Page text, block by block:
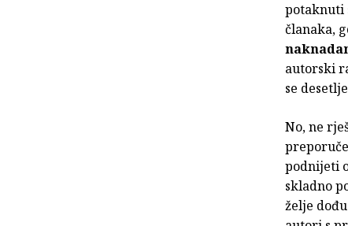
potaknuti
članaka,
autorski
se
No, ne
podnijeti
skladno
želje